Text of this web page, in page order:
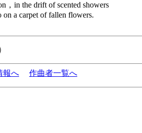
，in the drift of scented showers
on a carpet of fallen flowers.
報へ 作曲者一覧へ